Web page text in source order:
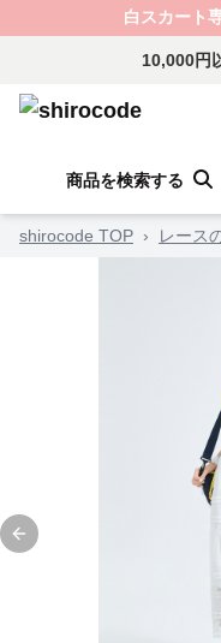
白スカート
10,000円
商品を検索する
shirocode TOP › レース
Previous slide